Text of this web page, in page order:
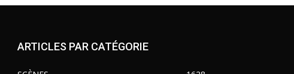
ARTICLES PAR CATÉGORIE